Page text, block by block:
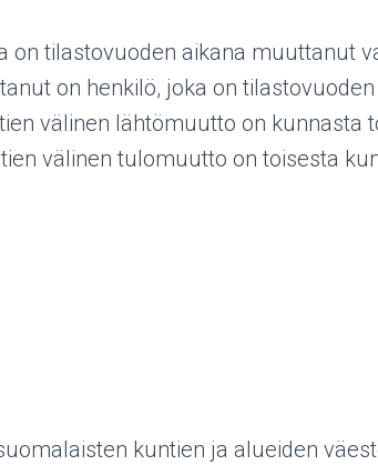
on tilastovuoden aikana muuttanut
on henkilö, joka on tilastovuoden
välinen lähtömuutto on kunnasta
välinen tulomuutto on toisesta
kuntien ja alueiden